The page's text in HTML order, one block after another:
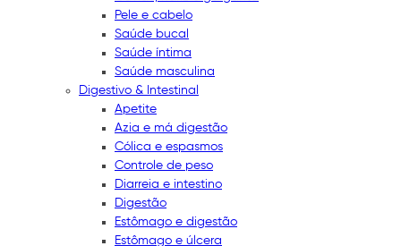
Pele e cabelo
Saúde bucal
Saúde íntima
Saúde masculina
Digestivo & Intestinal
Apetite
Azia e má digestão
Cólica e espasmos
Controle de peso
Diarreia e intestino
Digestão
Estômago e digestão
Estômago e úlcera